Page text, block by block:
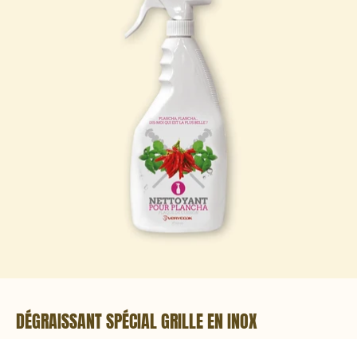
DÉGRAISSANT SPÉCIAL GRILLE EN INOX